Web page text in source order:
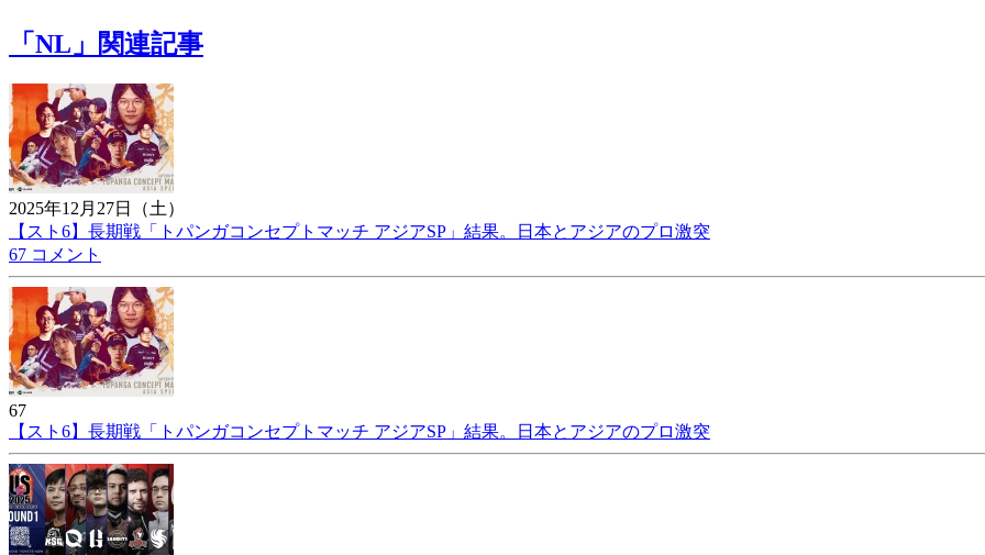
「NL」関連記事
2025年12月27日（土）
【スト6】長期戦「トパンガコンセプトマッチ アジアSP」結果。日本とアジアのプロ激突
67 コメント
67
【スト6】長期戦「トパンガコンセプトマッチ アジアSP」結果。日本とアジアのプロ激突